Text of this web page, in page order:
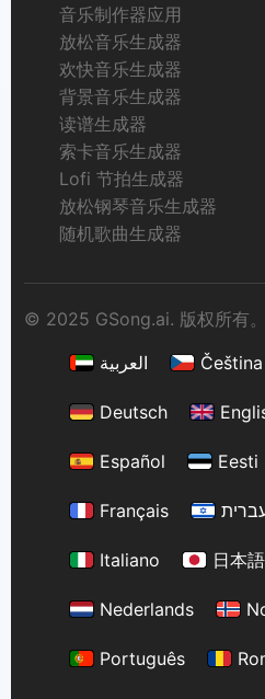
音乐制作器应用
放松音乐生成器
欢快音乐生成器
背景音乐生成器
读谱生成器
索卡音乐生成器
Lofi 节拍生成器
放松钢琴音乐生成器
随机歌曲生成器
© 2025 GSong.ai. 版权所有。
العربية
Čeština
Deutsch
Español Eesti
Français
Italiano 日本語
Nederlands
Português